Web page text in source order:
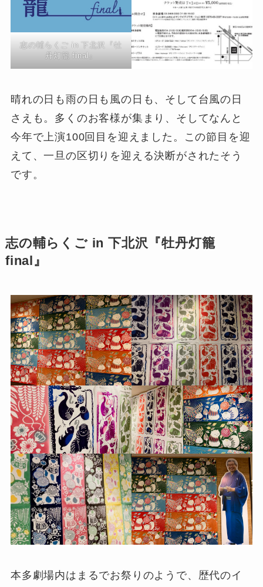
志の輔らくご in 下北沢『牡
丹灯籠 final』
晴れの日も雨の日も風の日も、そして台風の日
さえも。多くのお客様が集まり、そしてなんと
今年で上演100回目を迎えました。この節目を迎
えて、一旦の区切りを迎える決断がされたそう
です。
志の輔らくご in 下北沢『牡丹灯籠
final』
本多劇場内はまるでお祭りのようで、歴代のイ